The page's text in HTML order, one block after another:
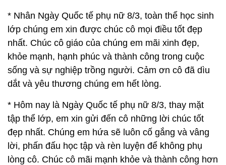
* Nhân Ngày Quốc tế phụ nữ 8/3, toàn thể học sinh
lớp chúng em xin được chúc cô mọi điều tốt đẹp
nhất. Chúc cô giáo của chúng em mãi xinh đẹp,
khỏe mạnh, hạnh phúc và thành công trong cuộc
sống và sự nghiệp trồng người. Cảm ơn cô đã dìu
dắt và yêu thương chúng em hết lòng.
* Hôm nay là Ngày Quốc tế phụ nữ 8/3, thay mặt
tập thể lớp, em xin gửi đến cô những lời chúc tốt
đẹp nhất. Chúng em hứa sẽ luôn cố gắng và vâng
lời, phấn đấu học tập và rèn luyện để không phụ
lòng cô. Chúc cô mãi mạnh khỏe và thành công hơn